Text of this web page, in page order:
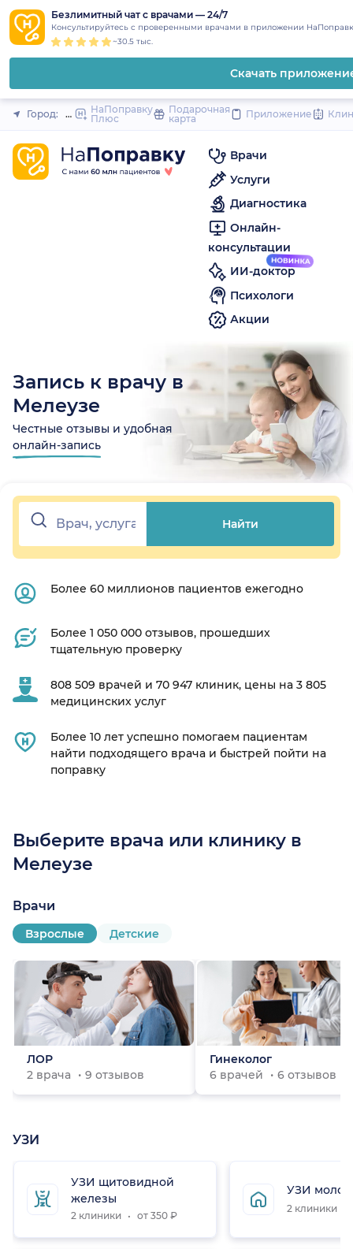
content
Безлимитный чат с врачами — 24/7
Консультируйтесь с проверенными врачами в приложении
~30.5 тыс.
Скачать
Закрыть
Город: МелеузНаПоправку
Плюс
Подарочная
карта
Приложение
Врачи
Услуги
Диагностика
Онлайн-
консультации
ИИ-доктор
Психологи
Акции
Запись к врачу в
Мелеузе
Честные отзывы и удобная
онлайн-запись
Найти
Более 60 миллионов пациентов ежегодно
Более 1 050 000 отзывов, прошедших
тщательную проверку
808 509 врачей и 70 947 клиник, цены на 3 805
медицинских услуг
Более 10 лет успешно помогаем пациентам
найти подходящего врача и быстрей пойти на
поправку
Выберите врача или клинику в
Мелеузе
Врачи
Взрослые Детские
ЛОР
2 врача
9 отзывов
Гинеколог
6 врачей
6 отзывов
УЗИ
УЗИ щитовидной
железы
2 клиники от 350 ₽
УЗИ
2 клиники